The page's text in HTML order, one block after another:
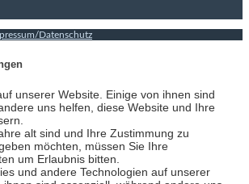
Datenschutz
unserer Website. Einige von ihnen sind
uns helfen, diese Website und Ihre
alt sind und Ihre Zustimmung zu
möchten, müssen Sie Ihre
um Erlaubnis bitten.
und andere Technologien auf unserer